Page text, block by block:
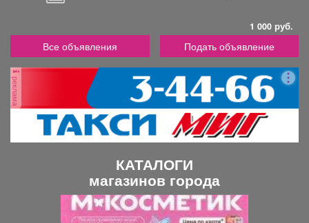
1 000 руб.
Все объявления Подать объявление
реклама
КАТАЛОГИ
магазинов города